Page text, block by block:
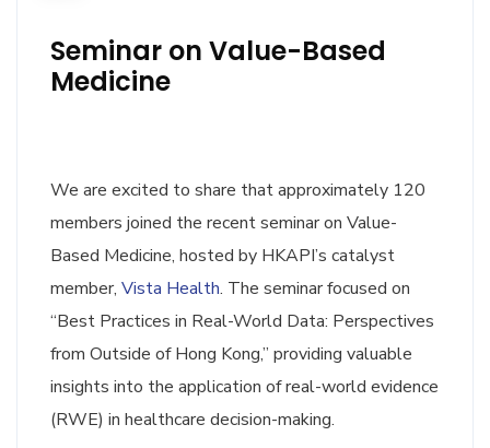
Seminar on Value-Based
Medicine
We are excited to share that approximately 120
members joined the recent seminar on Value-
Based Medicine, hosted by HKAPI’s catalyst
member, Vista Health. The seminar focused on
“Best Practices in Real-World Data: Perspectives
from Outside of Hong Kong,” providing valuable
insights into the application of real-world evidence
(RWE) in healthcare decision-making.